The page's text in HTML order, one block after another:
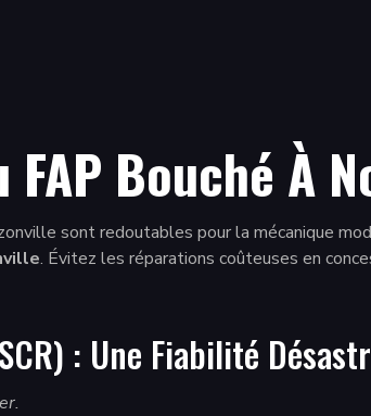
Bouché À
sont redoutables pour la mécanique
. Évitez les réparations coûteuses en
: Une Fiabilité